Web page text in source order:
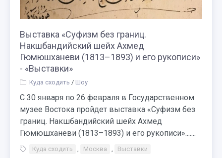
Выставка «Суфизм без границ.
Накшбандийский шейх Ахмед
Гюмюшханеви (1813–1893) и его рукописи»
- «Выставки»
Куда сходить / Шоу
С 30 января по 26 февраля в Государственном
музее Востока пройдет выставка «Суфизм без
границ. Накшбандийский шейх Ахмед
Гюмюшханеви (1813–1893) и его рукописи».......
Куда сходить , Москва , Выставки